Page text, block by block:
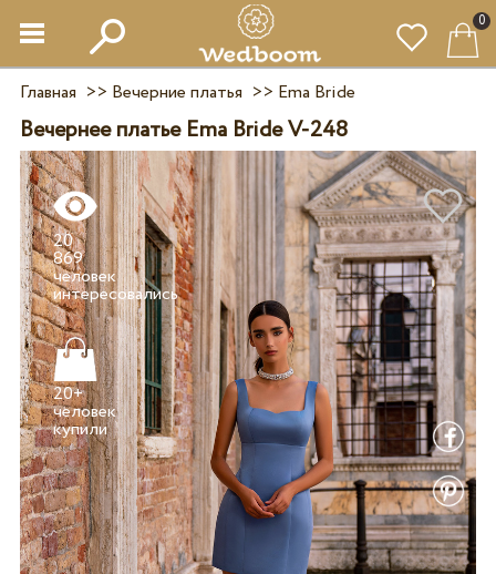
0
Главная >> Вечерние платья >> Ema Bride
Вечернее платье Ema Bride V-248
20
869
человек
интересовались
20+
человек
купили